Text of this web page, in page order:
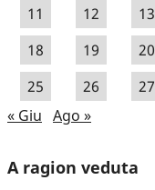
11
12 13
18
19 20
25
26 27
« Giu Ago »
A ragion veduta